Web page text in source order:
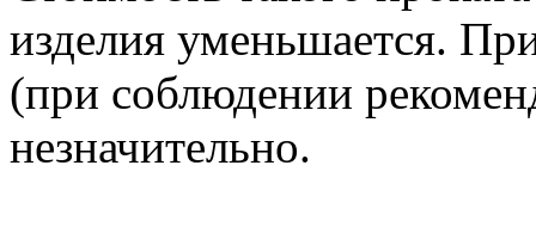
изделия уменьшается.
(при соблюдении
незначительно.